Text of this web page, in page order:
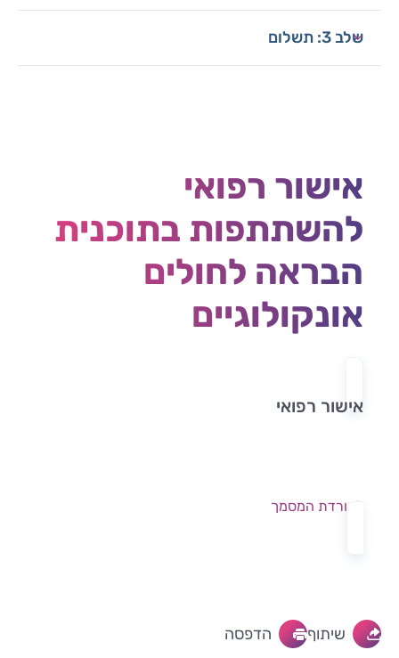
שלב 3: תשלום
אישור רפואי
להשתתפות בתוכנית
הבראה לחולים
אונקולוגיים
אישור רפואי
להורדת המסמך
שיתוף הדפסה